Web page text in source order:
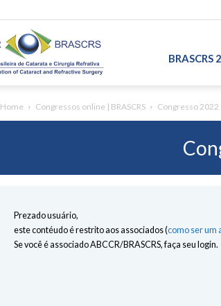
BRASCRS
Home Congressos online | BRASCRS Congresso 2022
Prezado usuário,
este contéudo é restrito aos associados (como ser um
Se você é associado ABCCR/BRASCRS, faça seu login.